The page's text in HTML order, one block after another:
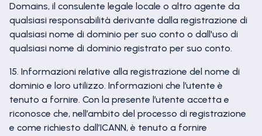
Domains, il consulente legale locale o altro agente da
qualsiasi responsabilità derivante dalla registrazione di
qualsiasi nome di dominio per suo conto o dall'uso di
qualsiasi nome di dominio registrato per suo conto.
15. Informazioni relative alla registrazione del nome di
dominio e loro utilizzo. Informazioni che l’utente è
tenuto a fornire. Con la presente l’utente accetta e
riconosce che, nell’ambito del processo di registrazione
e come richiesto dall’ICANN, è tenuto a fornire